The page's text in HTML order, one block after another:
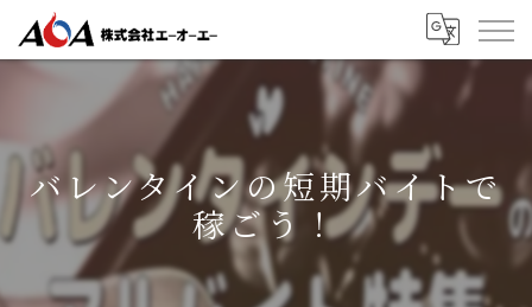
バレンタインの短期バイトで
稼ごう！